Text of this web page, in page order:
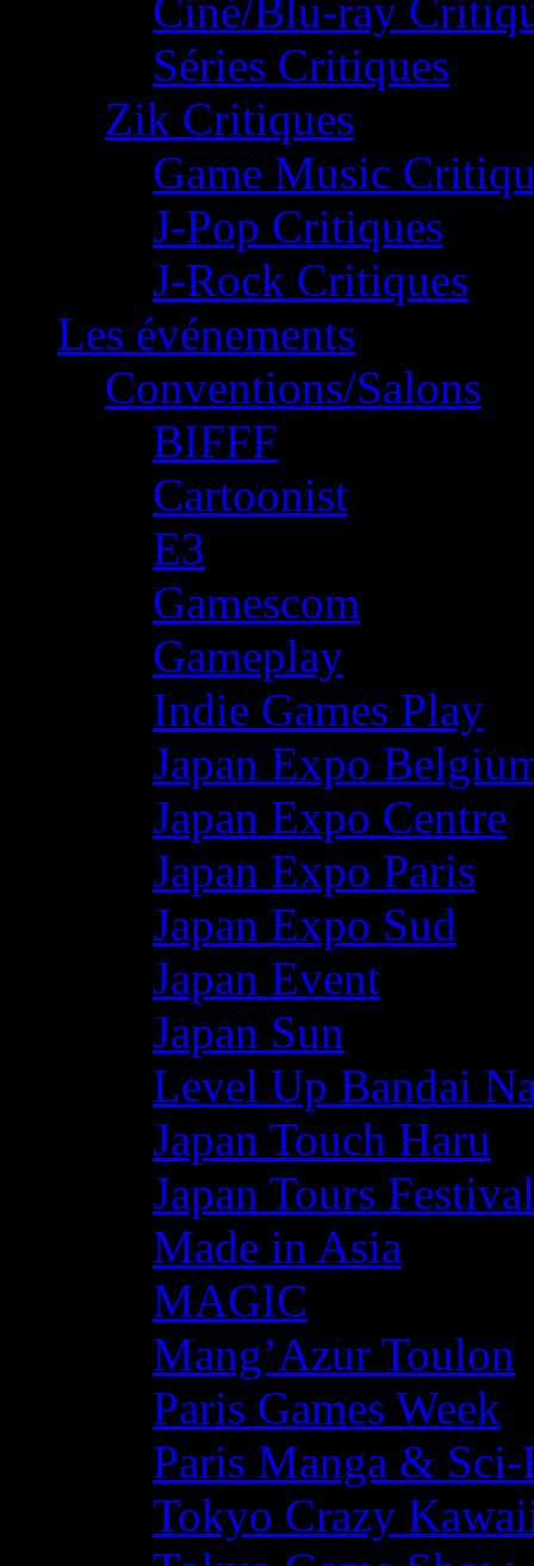
Ciné/Blu-ray
Séries Critiques
Zik Critiques
Game Music
J-Pop Critiques
J-Rock Critiques
Les événements
Conventions/Salons
BIFFF
Cartoonist
E3
Gamescom
Gameplay
Indie Games Play
Japan Expo
Japan Expo Centre
Japan Expo Paris
Japan Expo Sud
Japan Event
Japan Sun
Level Up Bandai
Japan Touch Haru
Japan Tours Festival
Made in Asia
MAGIC
Mang’Azur Toulon
Paris Games Week
Paris Manga &
Tokyo Crazy